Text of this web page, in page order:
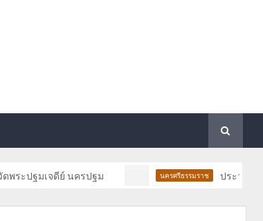
จดีย์ นครปฐม นครศรีธรรมราช ประวัติและวัตถุมง